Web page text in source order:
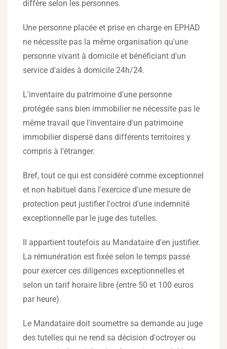
diffère selon les personnes.
Une personne placée et prise en charge en EPHAD
ne nécessite pas la même organisation qu'une
personne vivant à domicile et bénéficiant d'un
service d'aides à domicile 24h/24.
L'inventaire du patrimoine d'une personne
protégée sans bien immobilier ne nécessite pas le
même travail que l'inventaire d'un patrimoine
immobilier dispersé dans différents territoires y
compris à l'étranger.
Bref, tout ce qui est considéré comme exceptionnel
et non habituel dans l'exercice d'une mesure de
protection peut justifier l'octroi d'une indemnité
exceptionnelle par le juge des tutelles.
Il appartient toutefois au Mandataire d'en justifier.
La rémunération est fixée selon le temps passé
pour exercer ces diligences exceptionnelles et
selon un tarif horaire libre (entre 50 et 100 euros
par heure).
Le Mandataire doit soumettre sa demande au juge
des tutelles qui ne rend sa décision d'octroyer ou